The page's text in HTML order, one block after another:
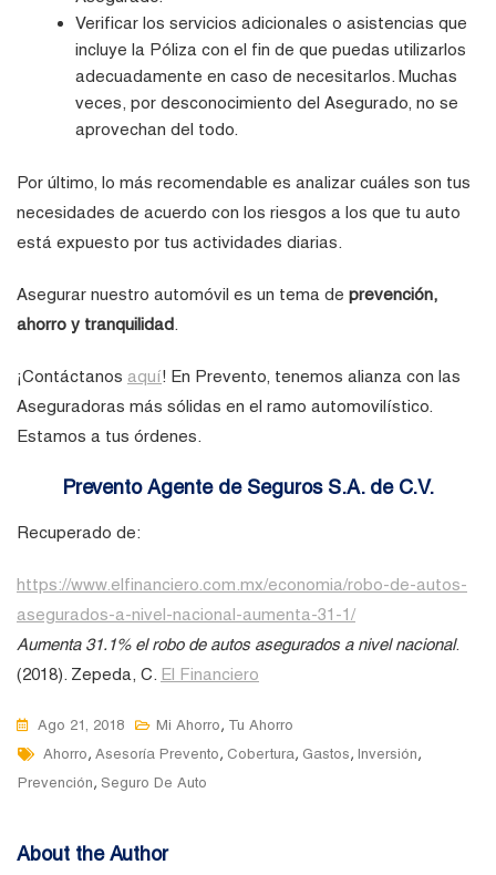
Verificar los servicios adicionales o asistencias que
incluye la Póliza con el fin de que puedas utilizarlos
adecuadamente en caso de necesitarlos. Muchas
veces, por desconocimiento del Asegurado, no se
aprovechan del todo.
Por último, lo más recomendable es analizar cuáles son tus
necesidades de acuerdo con los riesgos a los que tu auto
está expuesto por tus actividades diarias.
Asegurar nuestro automóvil es un tema de prevención,
ahorro y tranquilidad.
¡Contáctanos aquí! En Prevento, tenemos alianza con las
Aseguradoras más sólidas en el ramo automovilístico.
Estamos a tus órdenes.
Prevento Agente de Seguros S.A. de C.V.
Recuperado de:
https://www.elfinanciero.com.mx/economia/robo-de-autos-
asegurados-a-nivel-nacional-aumenta-31-1/
Aumenta 31.1% el robo de autos asegurados a nivel nacional.
(2018). Zepeda, C. El Financiero
Ago 21, 2018 Mi Ahorro, Tu Ahorro
Tags
Ahorro, Asesoría Prevento, Cobertura, Gastos, Inversión,
Prevención, Seguro De Auto
About the Author